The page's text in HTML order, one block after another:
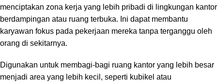
menciptakan zona kerja yang lebih pribadi di lingkungan kantor
berdampingan atau ruang terbuka. Ini dapat membantu
karyawan fokus pada pekerjaan mereka tanpa terganggu oleh
orang di sekitarnya.
Digunakan untuk membagi-bagi ruang kantor yang lebih besar
menjadi area yang lebih kecil, seperti kubikel atau